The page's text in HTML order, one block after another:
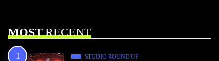
MOSTRECENT
STUDIO ROUND UP